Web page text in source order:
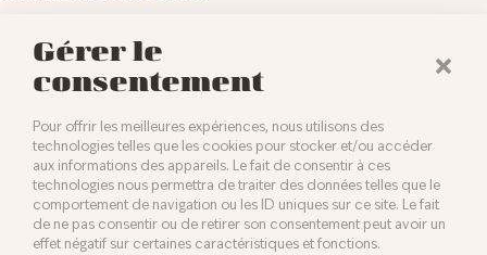
Gérer le
consentement
Pour offrir les meilleures expériences, nous utilisons des
technologies telles que les cookies pour stocker et/ou accéder
aux informations des appareils. Le fait de consentir à ces
technologies nous permettra de traiter des données telles que le
comportement de navigation ou les ID uniques sur ce site. Le fait
de ne pas consentir ou de retirer son consentement peut avoir un
effet négatif sur certaines caractéristiques et fonctions.